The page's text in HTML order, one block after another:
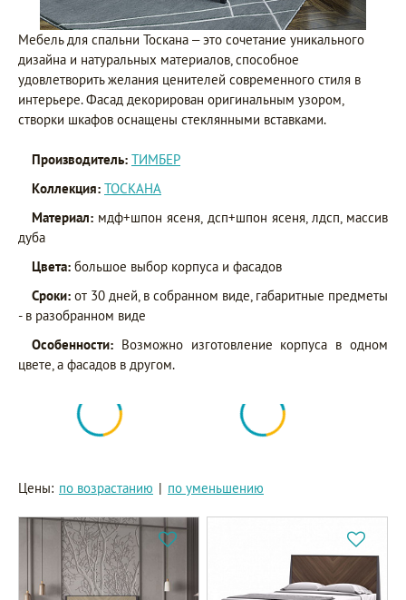
Мебель для спальни Тоскана – это сочетание уникального
дизайна и натуральных материалов, способное
удовлетворить желания ценителей современного стиля в
интерьере. Фасад декорирован оригинальным узором,
створки шкафов оснащены стеклянными вставками.
Производитель: ТИМБЕР
Коллекция: ТОСКАНА
Материал: мдф+шпон ясеня, дсп+шпон ясеня, лдсп, массив
дуба
Цвета: большое выбор корпуса и фасадов
Сроки: от 30 дней, в собранном виде, габаритные предметы
- в разобранном виде
Особенности: Возможно изготовление корпуса в одном
цвете, а фасадов в другом.
Цены: по возрастанию | по уменьшению